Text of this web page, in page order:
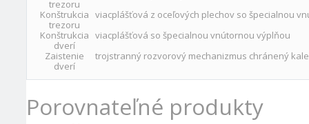
trezoru
Konštrukcia
trezoru
viacplášťová z oceľových plechov so špecialnou
Konštrukcia
dverí
viacplášťová so špecialnou vnútornou výplňou
Zaistenie
dverí
trojstranný rozvorový mechanizmus chránený
Porovnateľné produkty